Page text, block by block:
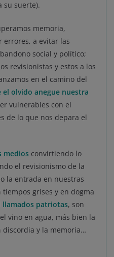
su suerte).
memoria,
errores, a evitar las
social y político;
revisionistas y estos a los
en el camino del
el olvido anegue nuestra
vulnerables con el
de lo que nos depara el
medios convirtiendo lo
el revisionismo de la
la entrada en nuestras
grises y en dogma
llamados patriotas, son
vino en agua, más bien la
discordia y la memoria…